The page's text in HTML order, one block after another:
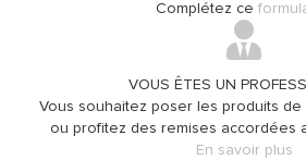
Complétez ce
VOUS ÊTES UN
Vous souhaitez poser les produits de
ou profitez des remises accordées
En savoir plus